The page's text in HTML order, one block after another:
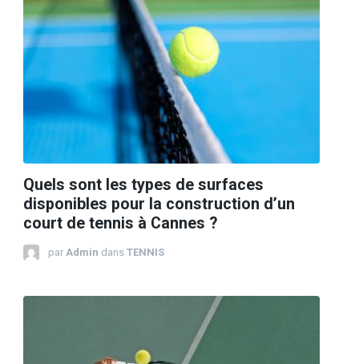
Quels sont les types de surfaces
disponibles pour la construction d’un
court de tennis à Cannes ?
par Admin dans TENNIS